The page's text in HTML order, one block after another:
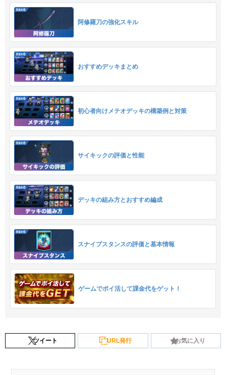
阿修羅刀の強化スキル
おすすめデッキまとめ
初心者向けメテオデッキの構築例と対策
サイキックの評価と性能
デッキの組み方とおすすめ編成
スナイプスタンスの評価と基本情報
ゲームでポイ活して課金代をゲット！
ツイート URL発行 お気に入り